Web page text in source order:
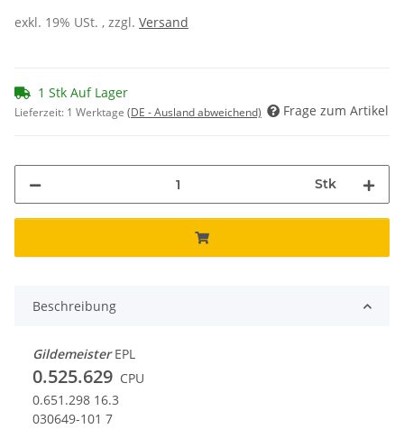
exkl. 19% USt. , zzgl. Versand
1 Stk Auf Lager
Lieferzeit: 1 Werktage (DE - Ausland abweichend) Frage zum Artikel
Stk
Beschreibung
GildemeisterEPL
0.525.629 CPU
0.651.298 16.3
030649-101 7